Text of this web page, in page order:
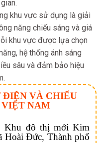
khu vực sử dụng là giải
năng chiếu sáng và giá
khu vực được lựa chọn
hệ thống ánh sáng
sâu và đảm bảo hiệu
ĐIỆN VÀ CHIẾU
NAM
Khu đô thị mới Kim
Hoài Đức, Thành phố